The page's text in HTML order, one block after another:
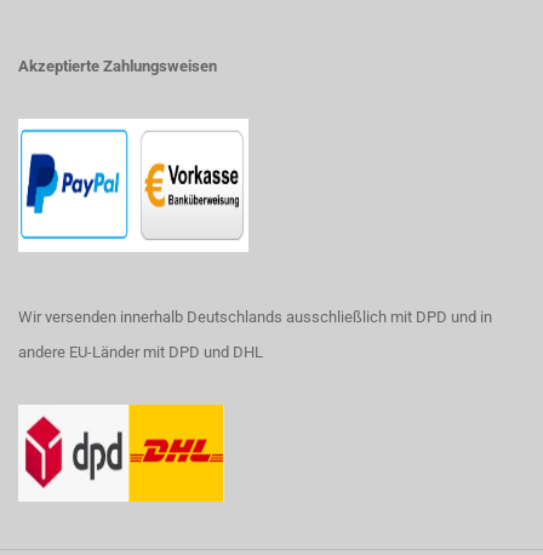
Akzeptierte Zahlungsweisen
Wir versenden innerhalb Deutschlands ausschließlich mit DPD und in
andere EU-Länder mit DPD und DHL